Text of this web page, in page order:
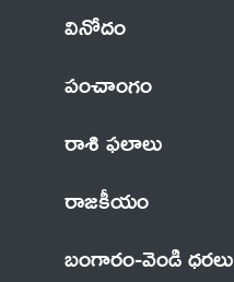
వినోదం
పంచాంగం
రాశి ఫలాలు
రాజకీయం
బంగారం-వెండి ధరలు